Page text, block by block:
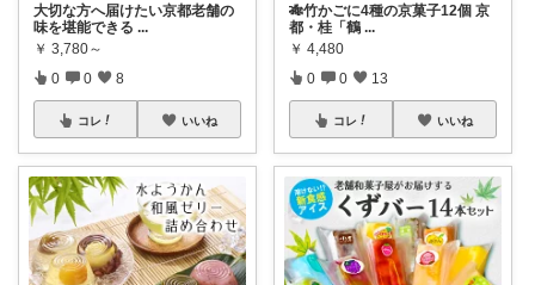
大切な方へ届けたい京都老舗の
味を堪能できる ...
￥ 3,780～
0 0 8
コレ いいね
🎋竹かごに4種の京菓子12個 京
都・桂「鶴 ...
￥ 4,480
0 0 13
コレ いいね